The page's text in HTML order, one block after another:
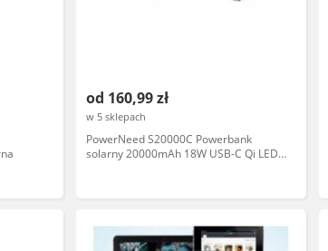
od 160,99 zł
w 5 sklepach
PowerNeed S20000C Powerbank
solarny 20000mAh 18W USB-C Qi LED